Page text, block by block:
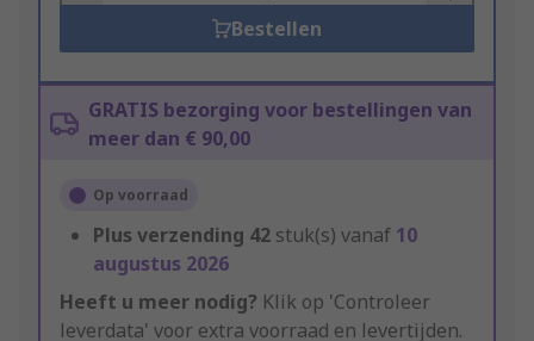
Bestellen
GRATIS bezorging voor bestellingen van
meer dan € 90,00
Op voorraad
Plus verzending 42 stuk(s) vanaf 10
augustus 2026
Heeft u meer nodig? Klik op 'Controleer
leverdata' voor extra voorraad en levertijden.